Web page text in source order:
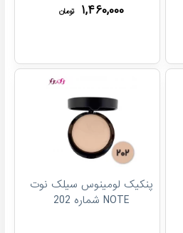
۱,۴۶۰,۰۰۰ تومان
پنکیک لومینوس سیلک نوت
NOTE شماره 202